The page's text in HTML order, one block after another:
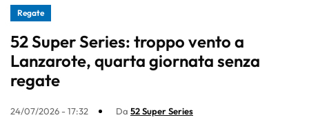
Regate
52 Super Series: troppo vento a
Lanzarote, quarta giornata senza
regate
24/07/2026 - 17:32 Da 52 Super Series